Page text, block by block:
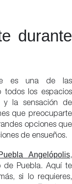
durante
es una de las
todos los espacios
y la sensación de
que preocuparte
opciones que
de ensueños.
Angelópolis,
de Puebla. Aquí te
si lo requieres,